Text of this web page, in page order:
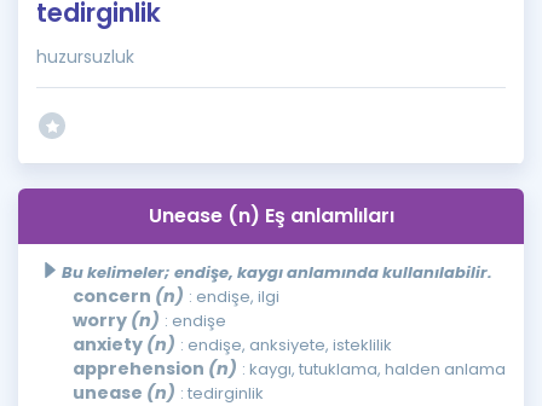
tedirginlik
huzursuzluk
Unease (n) Eş anlamlıları
Bu kelimeler; endişe, kaygı anlamında kullanılabilir.
concern (n) : endişe, ilgi
worry (n) : endişe
anxiety (n) : endişe, anksiyete, isteklilik
apprehension (n) : kaygı, tutuklama, halden anlama
unease (n) : tedirginlik